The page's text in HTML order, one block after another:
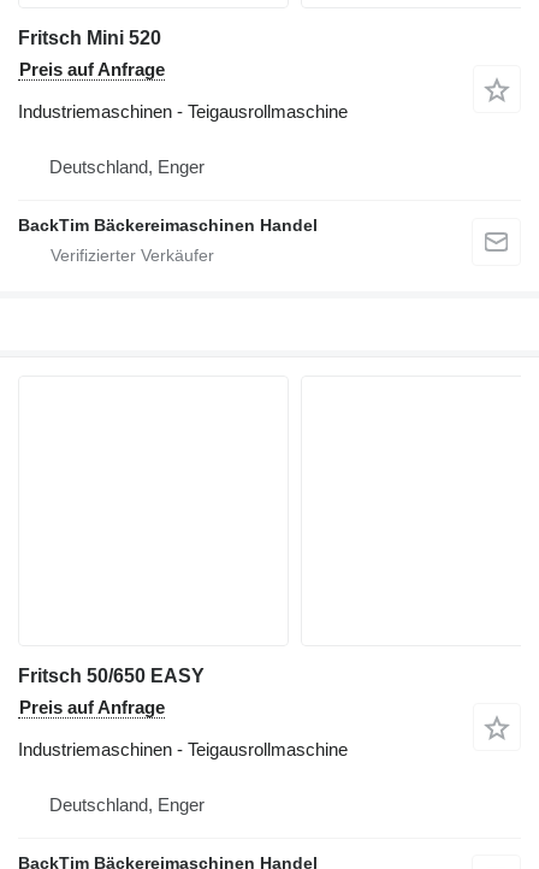
Fritsch Mini 520
Preis auf Anfrage
Industriemaschinen - Teigausrollmaschine
Deutschland, Enger
BackTim Bäckereimaschinen Handel
Fritsch 50/650 EASY
Preis auf Anfrage
Industriemaschinen - Teigausrollmaschine
Deutschland, Enger
BackTim Bäckereimaschinen Handel